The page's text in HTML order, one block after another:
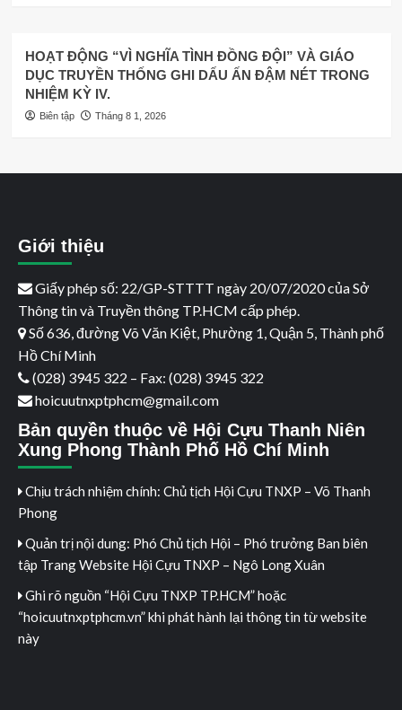
HOẠT ĐỘNG “VÌ NGHĨA TÌNH ĐỒNG ĐỘI” VÀ GIÁO
DỤC TRUYỀN THỐNG GHI DẤU ẤN ĐẬM NÉT TRONG
NHIỆM KỲ IV.
Biên tập Tháng 8 1, 2026
Giới thiệu
Giấy phép số: 22/GP-STTTT ngày 20/07/2020 của Sở
Thông tin và Truyền thông TP.HCM cấp phép.
Số 636, đường Võ Văn Kiệt, Phường 1, Quận 5, Thành phố
Hồ Chí Minh
(028) 3945 322 – Fax: (028) 3945 322
hoicuutnxptphcm@gmail.com
Bản quyền thuộc về Hội Cựu Thanh Niên
Xung Phong Thành Phố Hồ Chí Minh
Chịu trách nhiệm chính: Chủ tịch Hội Cựu TNXP – Võ Thanh
Phong
Quản trị nội dung: Phó Chủ tịch Hội – Phó trưởng Ban biên
tập Trang Website Hội Cựu TNXP – Ngô Long Xuân
Ghi rõ nguồn “Hội Cựu TNXP TP.HCM” hoặc
“hoicuutnxptphcm.vn” khi phát hành lại thông tin từ website
này